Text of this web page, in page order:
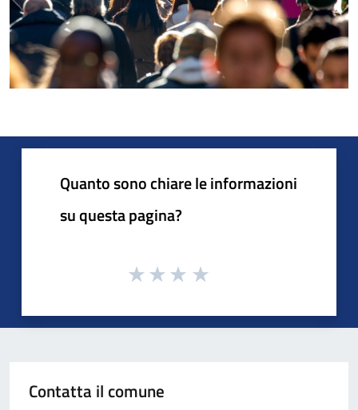
Quanto sono chiare le informazioni
su questa pagina?
Contatta il comune